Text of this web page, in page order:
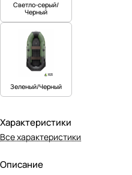
Светло-серый/
Черный
Зеленый/Черный
Характеристики
Все характеристики
Описание